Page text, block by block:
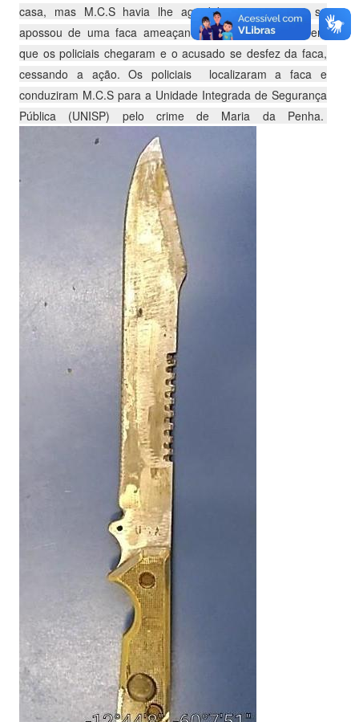
casa, mas M.C.S havia lhe agredido com socos e se
apossou de uma faca ameaçando mata-la, momento em
que os policiais chegaram e o acusado se desfez da faca,
cessando a ação. Os policiais localizaram a faca e
conduziram M.C.S para a Unidade Integrada de Segurança
Pública (UNISP) pelo crime de Maria da Penha.